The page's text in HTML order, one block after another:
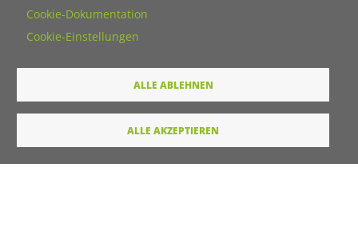
Cookie-Dokumentation
Cookie-Einstellungen
ALLE ABLEHNEN
ALLE AKZEPTIEREN
Neuanmeldung zum Newsletter der Stiftung "Ecken
Anrede